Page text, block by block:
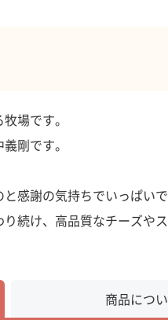
場です。
剛です。
感謝の気持ちでいっぱいで
続け、高品質なチーズや
商品につ